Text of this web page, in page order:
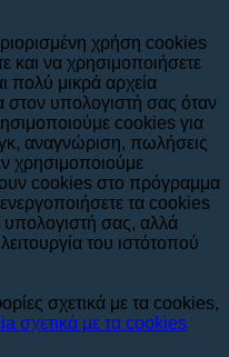
χρήση cookies
και να χρησιμοποιήσετε
πολύ μικρά αρχεία
στον υπολογιστή σας όταν
cookies για
αναγνώριση, πωλήσεις
χρησιμοποιούμε
cookies στο πρόγραμμα
τα cookies
σας, αλλά
του ιστότοπού
σχετικά με τα cookies,
σχετικά με τα cookies